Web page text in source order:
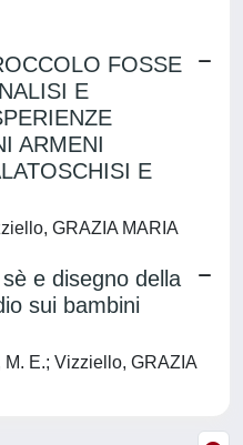
FOSSE
E
ARMENI
E
GRAZIA MARIA
e disegno della
sui bambini
E.; Vizziello, GRAZIA